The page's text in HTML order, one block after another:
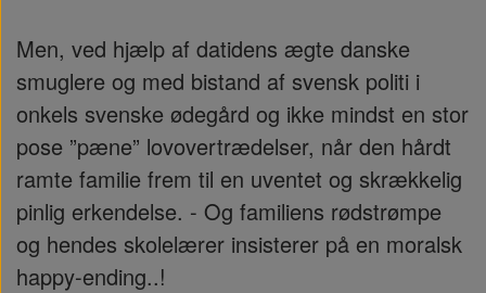
Men, ved hjælp af datidens ægte danske
smuglere og med bistand af svensk politi i
onkels svenske ødegård og ikke mindst en stor
pose ”pæne” lovovertrædelser, når den hårdt
ramte familie frem til en uventet og skrækkelig
pinlig erkendelse. - Og familiens rødstrømpe
og hendes skolelærer insisterer på en moralsk
happy-ending..!